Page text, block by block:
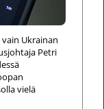
Ukrainan
Petri
vielä